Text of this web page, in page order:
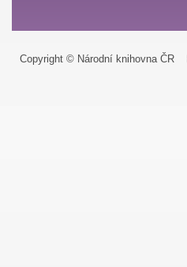
Copyright © Národní knihovna ČR